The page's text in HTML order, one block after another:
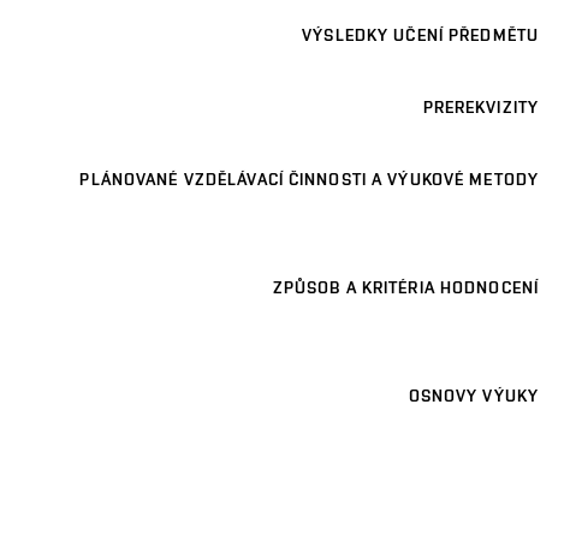
VÝSLEDKY UČENÍ PŘEDMĚTU
PREREKVIZITY
PLÁNOVANÉ VZDĚLÁVACÍ ČINNOSTI A VÝUKOVÉ METODY
ZPŮSOB A KRITÉRIA HODNOCENÍ
OSNOVY VÝUKY